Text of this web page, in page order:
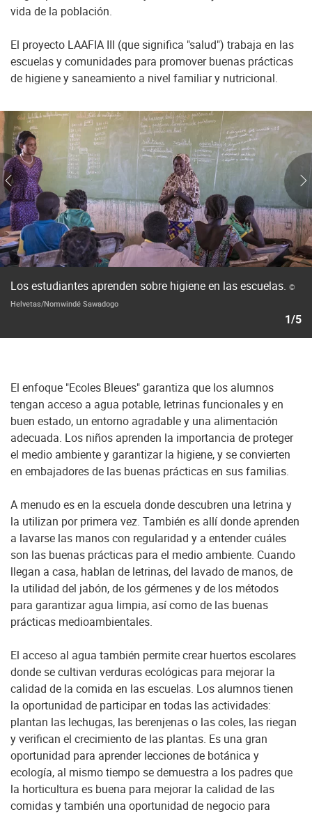
vida de la población.
El proyecto LAAFIA III (que significa "salud") trabaja en las
escuelas y comunidades para promover buenas prácticas
de higiene y saneamiento a nivel familiar y nutricional.
Los estudiantes aprenden sobre higiene en las escuelas. ©
Helvetas/Nomwindé Sawadogo
1/5
El enfoque "Ecoles Bleues" garantiza que los alumnos
tengan acceso a agua potable, letrinas funcionales y en
buen estado, un entorno agradable y una alimentación
adecuada. Los niños aprenden la importancia de proteger
el medio ambiente y garantizar la higiene, y se convierten
en embajadores de las buenas prácticas en sus familias.
A menudo es en la escuela donde descubren una letrina y
la utilizan por primera vez. También es allí donde aprenden
a lavarse las manos con regularidad y a entender cuáles
son las buenas prácticas para el medio ambiente. Cuando
llegan a casa, hablan de letrinas, del lavado de manos, de
la utilidad del jabón, de los gérmenes y de los métodos
para garantizar agua limpia, así como de las buenas
prácticas medioambientales.
El acceso al agua también permite crear huertos escolares
donde se cultivan verduras ecológicas para mejorar la
calidad de la comida en las escuelas. Los alumnos tienen
la oportunidad de participar en todas las actividades:
plantan las lechugas, las berenjenas o las coles, las riegan
y verifican el crecimiento de las plantas. Es una gran
oportunidad para aprender lecciones de botánica y
ecología, al mismo tiempo se demuestra a los padres que
la horticultura es buena para mejorar la calidad de las
comidas y también una oportunidad de negocio para